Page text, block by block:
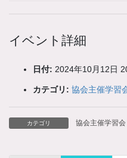
イベント詳細
日付: 2024年10月12日
カテゴリ: 協会主催学習
カテゴリ 協会主催学習会